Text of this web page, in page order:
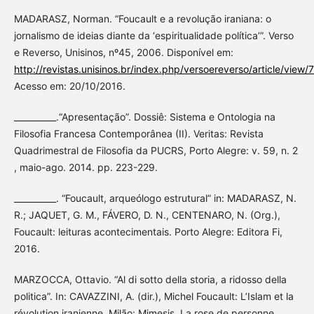
MADARASZ, Norman. “Foucault e a revolução iraniana: o
jornalismo de ideias diante da ‘espiritualidade política’”. Verso
e Reverso, Unisinos, nº45, 2006. Disponível em:
http://revistas.unisinos.br/index.php/versoereverso/article/view/
Acesso em: 20/10/2016.
__________.“Apresentação”. Dossiê: Sistema e Ontologia na
Filosofia Francesa Contemporânea (II). Veritas: Revista
Quadrimestral de Filosofia da PUCRS, Porto Alegre: v. 59, n. 2
, maio-ago. 2014. pp. 223-229.
__________. “Foucault, arqueólogo estrutural” in: MADARASZ, N.
R.; JAQUET, G. M., FÁVERO, D. N., CENTENARO, N. (Org.),
Foucault: leituras acontecimentais. Porto Alegre: Editora Fi,
2016.
MARZOCCA, Ottavio. “Al di sotto della storia, a ridosso della
politica”. In: CAVAZZINI, A. (dir.), Michel Foucault: L’Islam et la